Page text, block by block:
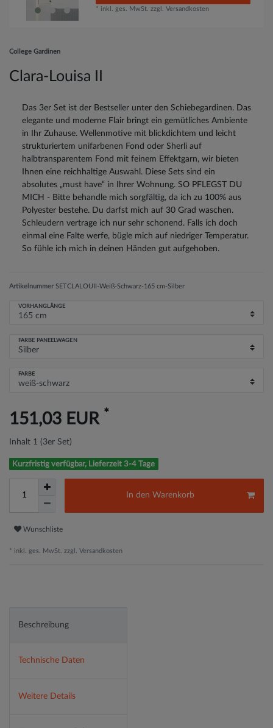
* inkl. ges. MwSt. zzgl.Versandkosten
College Gardinen
Clara-Louisa II
Das 3er Set ist der Bestseller unter den Schiebegardinen. Das
elegante und moderne Flair bringt ein gemütliches Ambiente
in Ihr Zuhause. Wellenmotive mit blickdichtem und leicht
strukturiertem unifarbenen Fond oder Sherli auf
halbtransparentem Fond mit feinem Effektgarn, wir bieten
Ihnen eine reichhaltige Auswahl. Diese Sets sind ein
absolutes „must have“ in Ihrer Wohnung. SO PFLEGST DU
MICH - Bitte behandle mich sorgfältig, da ich zu 100% aus
Polyester bestehe. Du darfst mich auf 30 Grad waschen.
Schleudern vertrage ich nur sehr schonend. Falls ich doch
einmal eine Falte werfe, bügle mich auf niedriger Temperatur.
So fühle ich mich in deinen Händen gut aufgehoben.
Artikelnummer SETCLALOUII-Weiß-Schwarz-165 cm-Silber
VORHANGLÄNGE
FARBE PANEELWAGEN
FARBE
151,03 EUR *
Inhalt 1 (3er Set)
Kurzfristig verfügbar, Lieferzeit 3-4 Tage
In den Warenkorb
Wunschliste
* inkl. ges. MwSt. zzgl. Versandkosten
Beschreibung
Technische Daten
Weitere Details